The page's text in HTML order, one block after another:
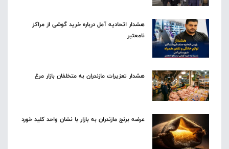
هشدار اتحادیه آمل درباره خرید گوشی از مراکز
نامعتبر
هشدار تعزیرات مازندران به متخلفان بازار مرغ
عرضه برنج مازندران به بازار با نشان واحد کلید خورد